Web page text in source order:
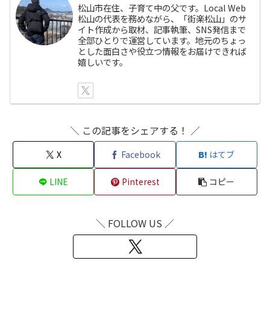
松山市在住、子育て中の父です。Local Web
松山の代表を務めながら、「街楽松山」のサ
イト作成から取材、記事執筆、SNS発信まで
全部ひとりで運営しています。地元のちょっ
とした面白さや役立つ情報をお届けできれば
嬉しいです。
＼ この記事をシェアする！ ／
X Facebook はてブ
LINE Pinterest コピー
＼ FOLLOW US ／